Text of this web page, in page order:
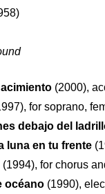
(2000),
for soprano,
debajo del
luna en tu frente
(1994), for chorus
océano (1990),